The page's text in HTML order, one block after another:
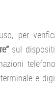
per
sul
e